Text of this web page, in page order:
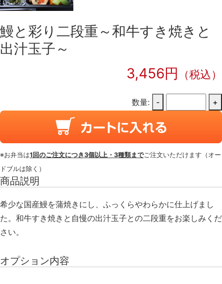
鰻と彩り二段重～和牛すき焼きと
出汁玉子～
3,456円
（税込）
数量: - +
※お弁当は1回のご注文につき3個以上・3種類までご注文いただけます（オー
ドブルは除く）
商品説明
希少な国産鰻を蒲焼きにし、ふっくらやわらかに仕上げまし
た。和牛すき焼きと自慢の出汁玉子との二段重をお楽しみくだ
さい。
オプション内容